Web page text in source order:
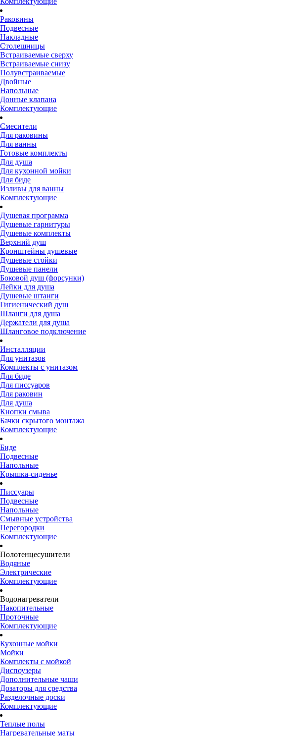
Раковины
Подвесные
Накладные
Столешницы
Встраиваемые сверху
Встраиваемые снизу
Полувстраиваемые
Двойные
Напольные
Донные клапана
Комплектующие
Смесители
Для раковины
Для ванны
Готовые комплекты
Для душа
Для кухонной мойки
Для биде
Изливы для ванны
Комплектующие
Душевая программа
Душевые гарнитуры
Душевые комплекты
Верхний душ
Кронштейны душевые
Душевые стойки
Душевые панели
Боковой душ (форсунки)
Лейки для душа
Душевые штанги
Гигиенический душ
Шланги для душа
Держатели для душа
Шланговое подключение
Инсталляции
Для унитазов
Комплекты с унитазом
Для биде
Для писсуаров
Для раковин
Для душа
Кнопки смыва
Бачки скрытого монтажа
Комплектующие
Биде
Подвесные
Напольные
Крышка-сиденье
Писсуары
Подвесные
Напольные
Смывные устройства
Перегородки
Комплектующие
Полотенцесушители
Водяные
Электрические
Комплектующие
Водонагреватели
Накопительные
Проточные
Комплектующие
Кухонные мойки
Мойки
Комплекты с мойкой
Диспоузеры
Дополнительные чаши
Дозаторы для средства
Разделочные доски
Комплектующие
Теплые полы
Нагревательные маты